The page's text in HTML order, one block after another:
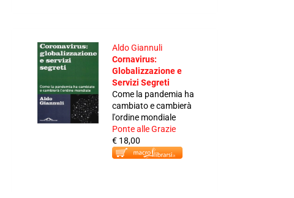
Aldo Giannuli
Cornavirus:
Globalizzazione e
Servizi Segreti
Come la pandemia ha
cambiato e cambierà
l'ordine mondiale
Ponte alle Grazie
€ 18,00